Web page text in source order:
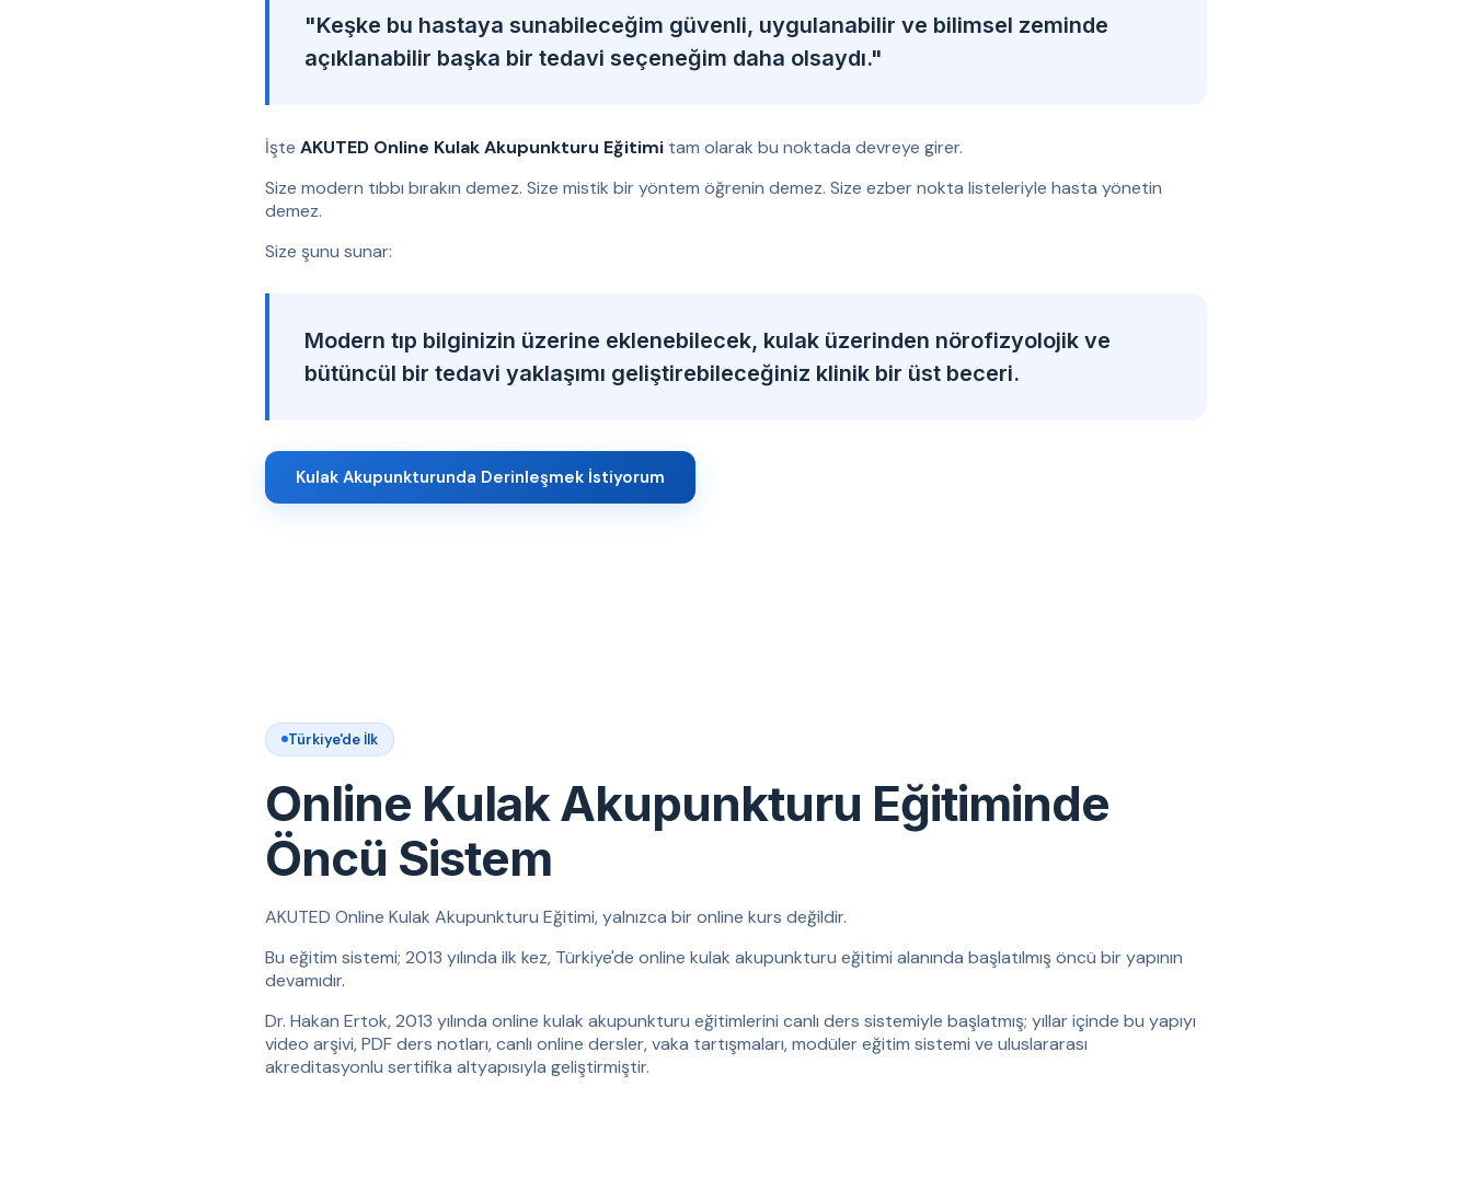
"Keşke bu hastaya sunabileceğim güvenli, uygulanabilir ve bilimsel zeminde
açıklanabilir başka bir tedavi seçeneğim daha olsaydı."
İşte AKUTED Online Kulak Akupunkturu Eğitimi tam olarak bu noktada devreye girer.
Size modern tıbbı bırakın demez. Size mistik bir yöntem öğrenin demez. Size ezber nokta listeleriyle hasta yönetin
demez.
Size şunu sunar:
Modern tıp bilginizin üzerine eklenebilecek, kulak üzerinden nörofizyolojik ve
bütüncül bir tedavi yaklaşımı geliştirebileceğiniz klinik bir üst beceri.
Kulak Akupunkturunda Derinleşmek İstiyorum
Türkiye'de İlk
Online Kulak Akupunkturu Eğitiminde
Öncü Sistem
AKUTED Online Kulak Akupunkturu Eğitimi, yalnızca bir online kurs değildir.
Bu eğitim sistemi; 2013 yılında ilk kez, Türkiye'de online kulak akupunkturu eğitimi alanında başlatılmış öncü bir yapının
devamıdır.
Dr. Hakan Ertok, 2013 yılında online kulak akupunkturu eğitimlerini canlı ders sistemiyle başlatmış; yıllar içinde bu yapıyı
video arşivi, PDF ders notları, canlı online dersler, vaka tartışmaları, modüler eğitim sistemi ve uluslararası
akreditasyonlu sertifika altyapısıyla geliştirmiştir.